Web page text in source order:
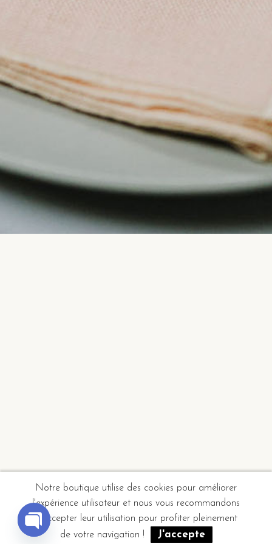
Notre boutique utilise des cookies pour améliorer
l'expérience utilisateur et nous vous recommandons
d'accepter leur utilisation pour profiter pleinement
de votre navigation !
J'accepte